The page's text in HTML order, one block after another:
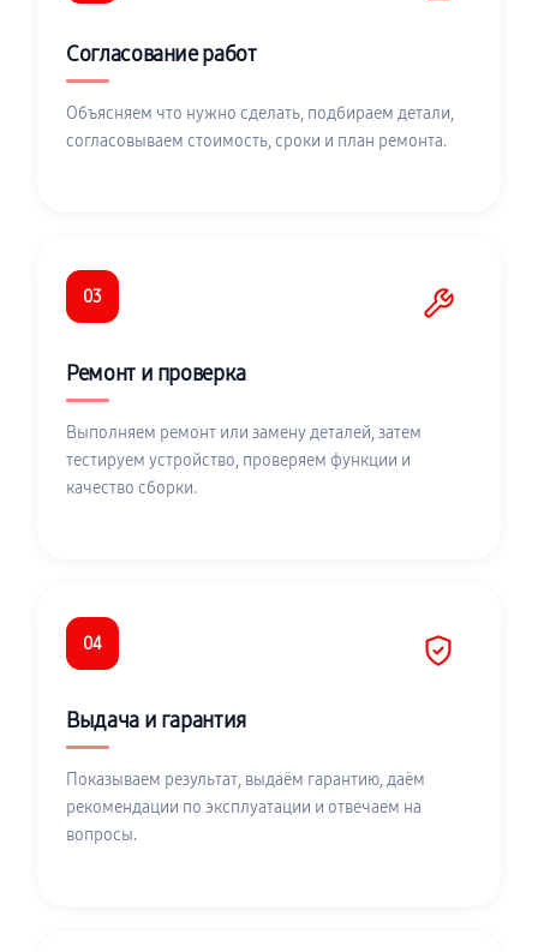
Согласование работ
Объясняем что нужно сделать, подбираем детали,
согласовываем стоимость, сроки и план ремонта.
03
Ремонт и проверка
Выполняем ремонт или замену деталей, затем
тестируем устройство, проверяем функции и
качество сборки.
04
Выдача и гарантия
Показываем результат, выдаём гарантию, даём
рекомендации по эксплуатации и отвечаем на
вопросы.